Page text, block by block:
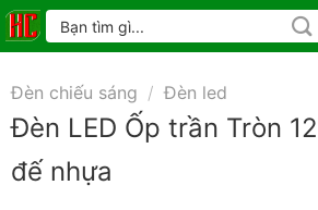
Skip
to
Tìm
kiếm:
Đèn chiếu sáng / Đèn led
Đèn LED Ốp trần Tròn
đế nhựa